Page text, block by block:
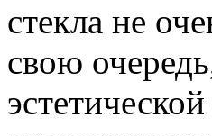
стекла не
свою